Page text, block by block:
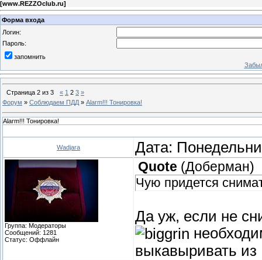
[www.REZZOclub.ru]
Форма входа
Логин:
Пароль:
запомнить
Страница 2 из 3 « 1 2 3 »
Форум » Соблюдаем ПДД » Alarm!!! Тонировка!
Alarm!!! Тонировка!
Wadjara Дата:
Группа: Модераторы
Сообщений: 1281
Статус: Оффлайн
Quote (Доберман)
Чую придется
Да уж, если не
выкавыривать